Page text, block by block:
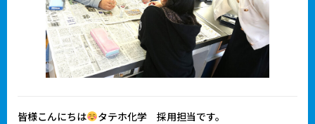
皆様こんにちは タテホ化学 採用担当です。